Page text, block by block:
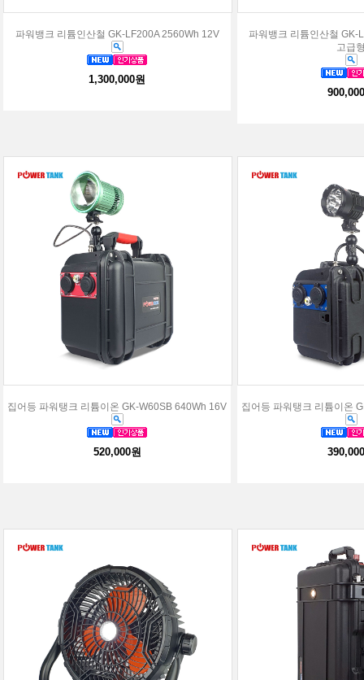
파워뱅크 리튬인산철 GK-LF200A 2560Wh 12V
1,300,000원
파워뱅크 리튬인산철 GK-
고급
집어등 파워탱크 리튬이온 GK-W60SB 640Wh 16V
520,000원
집어등 파워탱크 리튬이온